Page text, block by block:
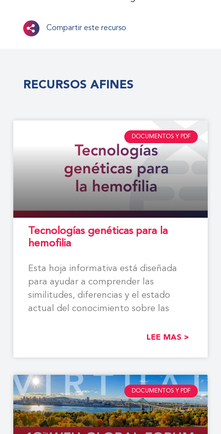
Compartir este recurso
RECURSOS AFINES
DOCUMENTOS Y PDF
Tecnologías genéticas para la
hemofilia
Esta hoja informativa está diseñada
para ayudar a comprender las
similitudes, diferencias y el estado
actual del conocimiento sobre las
LEE MAS >
DOCUMENTOS Y PDF